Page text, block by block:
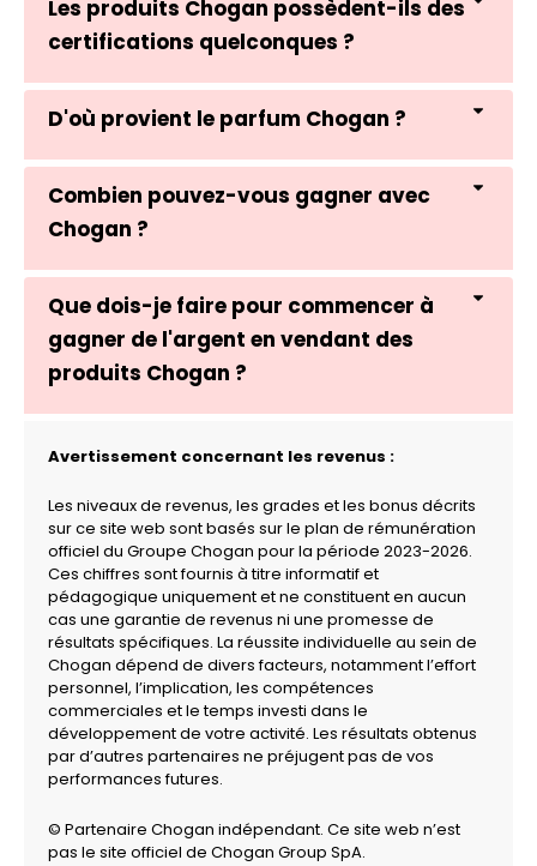
Les produits Chogan possèdent-ils des
certifications quelconques ?
D'où provient le parfum Chogan ?
Combien pouvez-vous gagner avec
Chogan ?
Que dois-je faire pour commencer à
gagner de l'argent en vendant des
produits Chogan ?
Avertissement concernant les revenus :
Les niveaux de revenus, les grades et les bonus décrits
sur ce site web sont basés sur le plan de rémunération
officiel du Groupe Chogan pour la période 2023-2026.
Ces chiffres sont fournis à titre informatif et
pédagogique uniquement et ne constituent en aucun
cas une garantie de revenus ni une promesse de
résultats spécifiques. La réussite individuelle au sein de
Chogan dépend de divers facteurs, notamment l’effort
personnel, l’implication, les compétences
commerciales et le temps investi dans le
développement de votre activité. Les résultats obtenus
par d’autres partenaires ne préjugent pas de vos
performances futures.
© Partenaire Chogan indépendant. Ce site web n’est
pas le site officiel de Chogan Group SpA.